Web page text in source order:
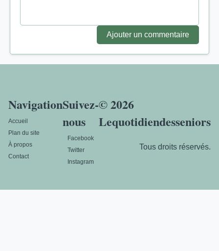
Ajouter un commentaire
Navigation
Accueil
Plan du site
À propos
Contact
Suivez-
nous
Facebook
Twitter
Instagram
© 2026
Lequotidiendesseniors
Tous droits réservés.